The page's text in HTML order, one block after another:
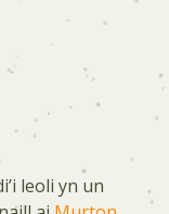
leoli yn un